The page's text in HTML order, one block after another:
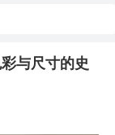
与尺寸的史